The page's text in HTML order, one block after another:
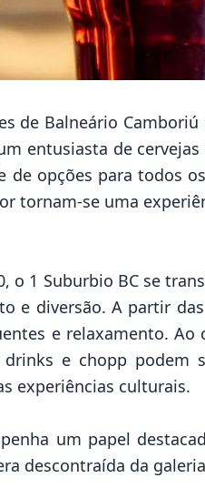
de Balneário
entusiasta de
de opções para todos
tornam-se uma
o 1 Suburbio BC se
e diversão. A partir
e relaxamento.
e chopp
experiências culturais.
um papel
descontraída da